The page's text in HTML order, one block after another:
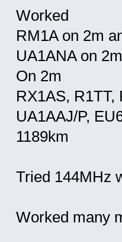
Worked
RM1A on 2m
UA1ANA on
On 2m
RX1AS,
UA1AAJ/P,
1189km
Tried 144MHz
Worked many